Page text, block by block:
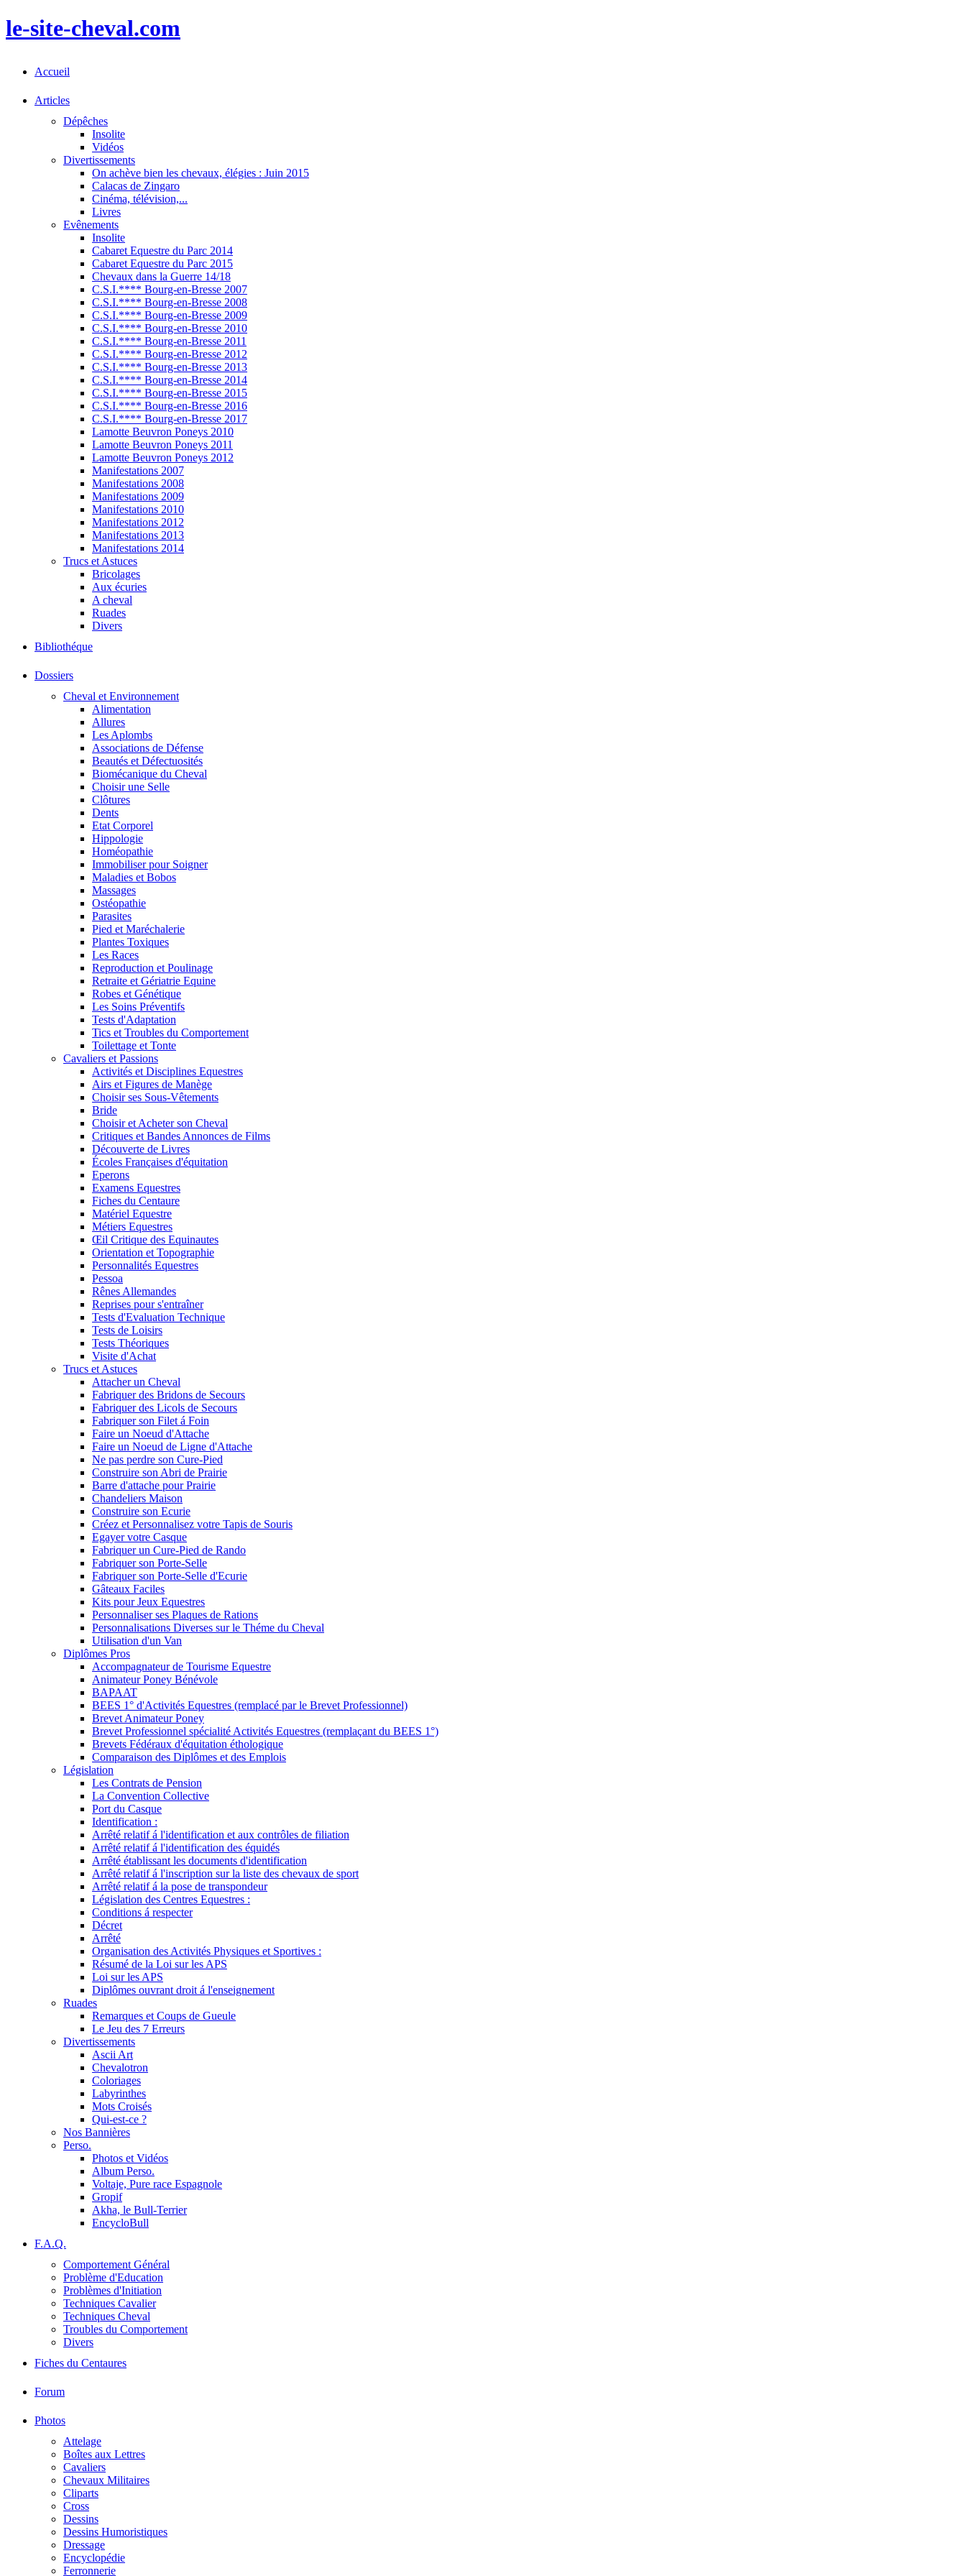
le-site-cheval.com
Accueil
Articles
Dépêches
Insolite
Vidéos
Divertissements
On achève bien les chevaux, élégies : Juin 2015
Calacas de Zingaro
Cinéma, télévision,...
Livres
Evênements
Insolite
Cabaret Equestre du Parc 2014
Cabaret Equestre du Parc 2015
Chevaux dans la Guerre 14/18
C.S.I.**** Bourg-en-Bresse 2007
C.S.I.**** Bourg-en-Bresse 2008
C.S.I.**** Bourg-en-Bresse 2009
C.S.I.**** Bourg-en-Bresse 2010
C.S.I.**** Bourg-en-Bresse 2011
C.S.I.**** Bourg-en-Bresse 2012
C.S.I.**** Bourg-en-Bresse 2013
C.S.I.**** Bourg-en-Bresse 2014
C.S.I.**** Bourg-en-Bresse 2015
C.S.I.**** Bourg-en-Bresse 2016
C.S.I.**** Bourg-en-Bresse 2017
Lamotte Beuvron Poneys 2010
Lamotte Beuvron Poneys 2011
Lamotte Beuvron Poneys 2012
Manifestations 2007
Manifestations 2008
Manifestations 2009
Manifestations 2010
Manifestations 2012
Manifestations 2013
Manifestations 2014
Trucs et Astuces
Bricolages
Aux écuries
A cheval
Ruades
Divers
Bibliothéque
Dossiers
Cheval et Environnement
Alimentation
Allures
Les Aplombs
Associations de Défense
Beautés et Défectuosités
Biomécanique du Cheval
Choisir une Selle
Clôtures
Dents
Etat Corporel
Hippologie
Homéopathie
Immobiliser pour Soigner
Maladies et Bobos
Massages
Ostéopathie
Parasites
Pied et Maréchalerie
Plantes Toxiques
Les Races
Reproduction et Poulinage
Retraite et Gériatrie Equine
Robes et Génétique
Les Soins Préventifs
Tests d'Adaptation
Tics et Troubles du Comportement
Toilettage et Tonte
Cavaliers et Passions
Activités et Disciplines Equestres
Airs et Figures de Manège
Choisir ses Sous-Vêtements
Bride
Choisir et Acheter son Cheval
Critiques et Bandes Annonces de Films
Découverte de Livres
Écoles Françaises d'équitation
Eperons
Examens Equestres
Fiches du Centaure
Matériel Equestre
Métiers Equestres
Œil Critique des Equinautes
Orientation et Topographie
Personnalités Equestres
Pessoa
Rênes Allemandes
Reprises pour s'entraîner
Tests d'Evaluation Technique
Tests de Loisirs
Tests Théoriques
Visite d'Achat
Trucs et Astuces
Attacher un Cheval
Fabriquer des Bridons de Secours
Fabriquer des Licols de Secours
Fabriquer son Filet á Foin
Faire un Noeud d'Attache
Faire un Noeud de Ligne d'Attache
Ne pas perdre son Cure-Pied
Construire son Abri de Prairie
Barre d'attache pour Prairie
Chandeliers Maison
Construire son Ecurie
Créez et Personnalisez votre Tapis de Souris
Egayer votre Casque
Fabriquer un Cure-Pied de Rando
Fabriquer son Porte-Selle
Fabriquer son Porte-Selle d'Ecurie
Gâteaux Faciles
Kits pour Jeux Equestres
Personnaliser ses Plaques de Rations
Personnalisations Diverses sur le Théme du Cheval
Utilisation d'un Van
Diplômes Pros
Accompagnateur de Tourisme Equestre
Animateur Poney Bénévole
BAPAAT
BEES 1° d'Activités Equestres (remplacé par le Brevet Professionnel)
Brevet Animateur Poney
Brevet Professionnel spécialité Activités Equestres (remplaçant du BEES 1°)
Brevets Fédéraux d'équitation éthologique
Comparaison des Diplômes et des Emplois
Législation
Les Contrats de Pension
La Convention Collective
Port du Casque
Identification :
Arrêté relatif á l'identification et aux contrôles de filiation
Arrêté relatif á l'identification des équidés
Arrêté établissant les documents d'identification
Arrêté relatif á l'inscription sur la liste des chevaux de sport
Arrêté relatif á la pose de transpondeur
Législation des Centres Equestres :
Conditions á respecter
Décret
Arrêté
Organisation des Activités Physiques et Sportives :
Résumé de la Loi sur les APS
Loi sur les APS
Diplômes ouvrant droit á l'enseignement
Ruades
Remarques et Coups de Gueule
Le Jeu des 7 Erreurs
Divertissements
Ascii Art
Chevalotron
Coloriages
Labyrinthes
Mots Croisés
Qui-est-ce ?
Nos Bannières
Perso.
Photos et Vidéos
Album Perso.
Voltaje, Pure race Espagnole
Gropif
Akha, le Bull-Terrier
EncycloBull
F.A.Q.
Comportement Général
Problème d'Education
Problèmes d'Initiation
Techniques Cavalier
Techniques Cheval
Troubles du Comportement
Divers
Fiches du Centaures
Forum
Photos
Attelage
Boîtes aux Lettres
Cavaliers
Chevaux Militaires
Cliparts
Cross
Dessins
Dessins Humoristiques
Dressage
Encyclopédie
Ferronnerie